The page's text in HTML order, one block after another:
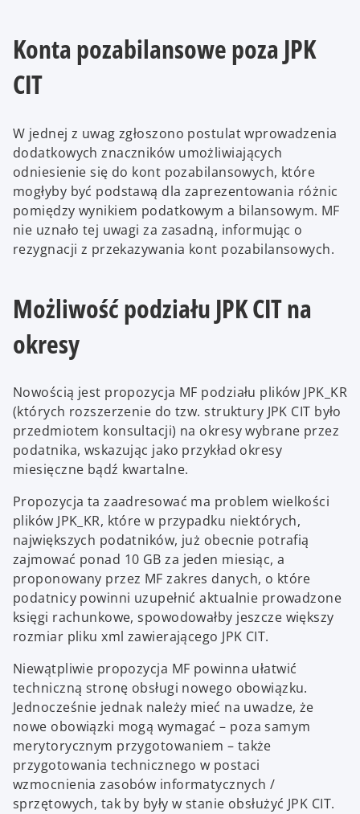
Konta pozabilansowe poza JPK
CIT
W jednej z uwag zgłoszono postulat wprowadzenia
dodatkowych znaczników umożliwiających
odniesienie się do kont pozabilansowych, które
mogłyby być podstawą dla zaprezentowania różnic
pomiędzy wynikiem podatkowym a bilansowym. MF
nie uznało tej uwagi za zasadną, informując o
rezygnacji z przekazywania kont pozabilansowych.
Możliwość podziału JPK CIT na
okresy
Nowością jest propozycja MF podziału plików JPK_KR
(których rozszerzenie do tzw. struktury JPK CIT było
przedmiotem konsultacji) na okresy wybrane przez
podatnika, wskazując jako przykład okresy
miesięczne bądź kwartalne.
Propozycja ta zaadresować ma problem wielkości
plików JPK_KR, które w przypadku niektórych,
największych podatników, już obecnie potrafią
zajmować ponad 10 GB za jeden miesiąc, a
proponowany przez MF zakres danych, o które
podatnicy powinni uzupełnić aktualnie prowadzone
księgi rachunkowe, spowodowałby jeszcze większy
rozmiar pliku xml zawierającego JPK CIT.
Niewątpliwie propozycja MF powinna ułatwić
techniczną stronę obsługi nowego obowiązku.
Jednocześnie jednak należy mieć na uwadze, że
nowe obowiązki mogą wymagać – poza samym
merytorycznym przygotowaniem – także
przygotowania technicznego w postaci
wzmocnienia zasobów informatycznych /
sprzętowych, tak by były w stanie obsłużyć JPK CIT.